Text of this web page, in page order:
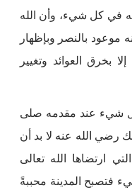
في كل شيء، وأن الله
موعود بالنصر وبإظهار
بخرق العوائد وتغيير
كل شيء عند مقدمه صلى
رضي الله عنه لا بد أن
ارتضاها الله تعالى
فتصبح المدينة محببةً